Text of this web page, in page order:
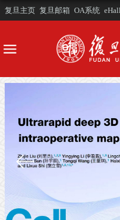
复旦主页 复旦邮箱 OA系统